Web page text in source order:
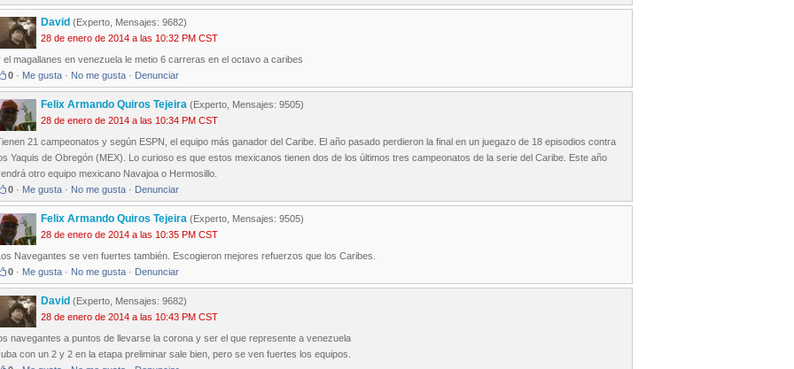
David (Experto, Mensajes: 9682)
28 de enero de 2014 a las 10:32 PM CST
el magallanes en venezuela le metio 6 carreras en el octavo a caribes
0 · Me gusta · No me gusta · Denunciar
Felix Armando Quiros Tejeira (Experto, Mensajes: 9505)
28 de enero de 2014 a las 10:34 PM CST
21 campeonatos y según ESPN, el equipo más ganador del Caribe. El año pasado perdieron la final en un juegazo de 18 episodios contra
Yaquis de Obregón (MEX). Lo curioso es que estos mexicanos tienen dos de los últimos tres campeonatos de la serie del Caribe. Este año
otro equipo mexicano Navajoa o Hermosillo.
0 · Me gusta · No me gusta · Denunciar
Felix Armando Quiros Tejeira (Experto, Mensajes: 9505)
28 de enero de 2014 a las 10:35 PM CST
Navegantes se ven fuertes también. Escogieron mejores refuerzos que los Caribes.
0 · Me gusta · No me gusta · Denunciar
David (Experto, Mensajes: 9682)
28 de enero de 2014 a las 10:43 PM CST
navegantes a puntos de llevarse la corona y ser el que represente a venezuela
con un 2 y 2 en la etapa preliminar sale bien, pero se ven fuertes los equipos.